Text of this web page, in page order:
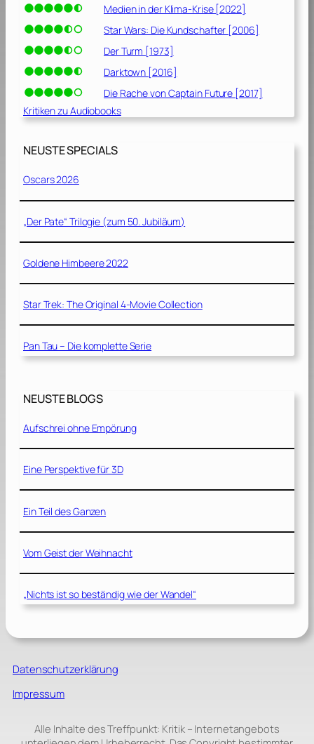
Medien in der Klima-Krise [2022]
Star Wars: Die Kundschafter [2006]
Der Turm [1973]
Darktown [2016]
Die Rache von Captain Future [2017]
Kritiken zu Audiobooks
NEUSTE SPECIALS
Oscars 2026
„Der Pate“ Trilogie (zum 50. Jubiläum)
Goldene Himbeere 2022
Star Trek: The Original 4-Movie Collection
Pan Tau – Die komplette Serie
NEUSTE BLOGS
Aufschrei ohne Empörung
Eine Perspektive für 3D
Ein Teil des Ganzen
Vom Geist der Weihnacht
„Nichts ist so beständig wie der Wandel“
Datenschutzerklärung
Impressum
Alle Inhalte des Treffpunkt: Kritik – Internetangebots